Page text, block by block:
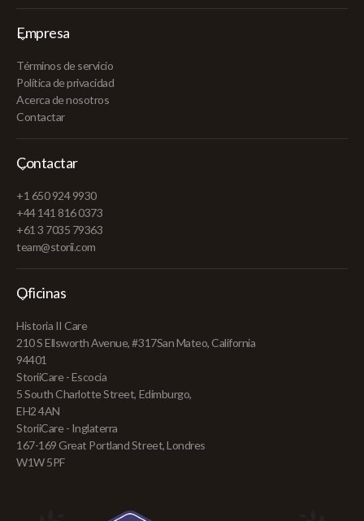
Empresa
Términos de servicio
Política de privacidad
Acerca de nosotros
Contactar
Contactar
+1 650 924 9930
+44 141 816 0373
+61 3 7035 79363
team@storii.com
Oficinas
Historia II Care
210 S Ellsworth Avenue, #317San Mateo, California
94401
StoriiCare - Escocia
5 South Charlotte Street, Edimburgo,
EH2 4AN
StoriiCare - Inglaterra
167-169 Great Portland Street, Londres
W1W 5PF